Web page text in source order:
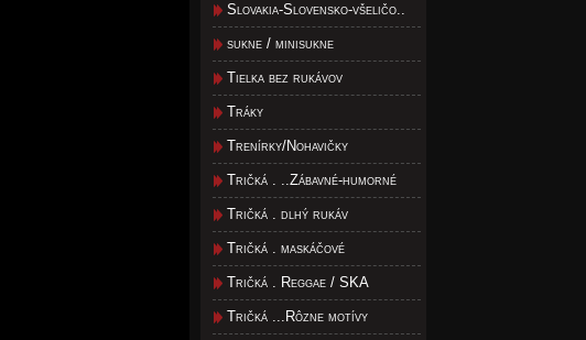
Slovakia-Slovensko-všeličo..
sukne / minisukne
Tielka bez rukávov
Tráky
Trenírky/Nohavičky
Tričká . ..Zábavné-humorné
Tričká . dlhý rukáv
Tričká . maskáčové
Tričká . Reggae / SKA
Tričká ...Rôzne motívy